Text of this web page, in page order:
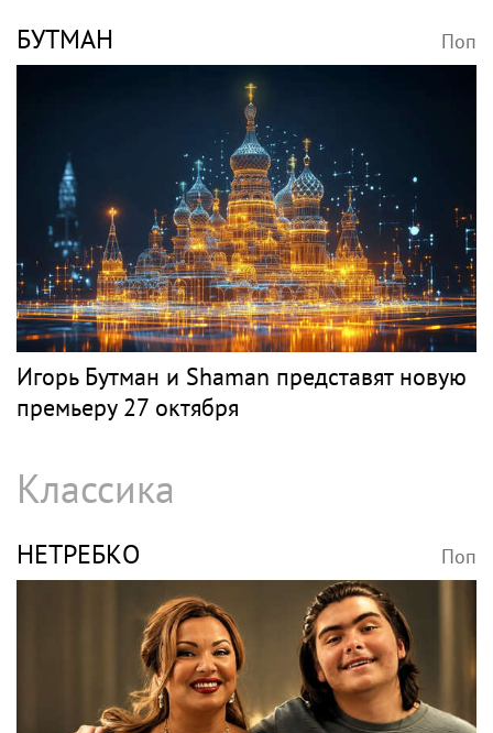
БУТМАН Поп
Игорь Бутман и Shaman представят новую
премьеру 27 октября
Классика
НЕТРЕБКО Поп